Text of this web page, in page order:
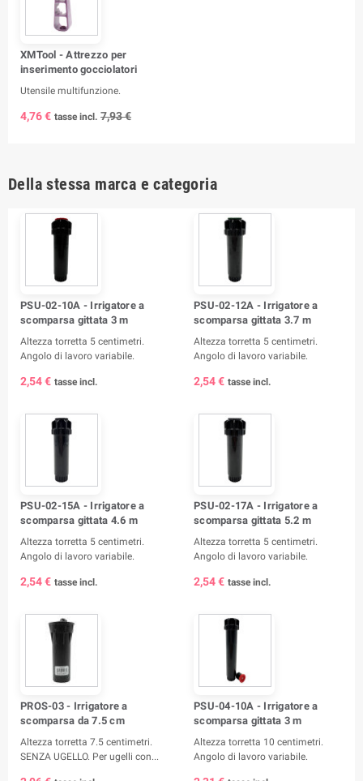
XMTool - Attrezzo per
inserimento gocciolatori
Utensile multifunzione.
4,76 € tasse incl. 7,93 €
Della stessa marca e categoria
PSU-02-10A - Irrigatore a
scomparsa gittata 3 m
Altezza torretta 5 centimetri.
Angolo di lavoro variabile.
2,54 € tasse incl.
PSU-02-12A - Irrigatore a
scomparsa gittata 3.7 m
Altezza torretta 5 centimetri.
Angolo di lavoro variabile.
2,54 € tasse incl.
PSU-02-15A - Irrigatore a
scomparsa gittata 4.6 m
Altezza torretta 5 centimetri.
Angolo di lavoro variabile.
2,54 € tasse incl.
PSU-02-17A - Irrigatore a
scomparsa gittata 5.2 m
Altezza torretta 5 centimetri.
Angolo di lavoro variabile.
2,54 € tasse incl.
PROS-03 - Irrigatore a
scomparsa da 7.5 cm
Altezza torretta 7.5 centimetri.
SENZA UGELLO. Per ugelli con...
PSU-04-10A - Irrigatore a
scomparsa gittata 3 m
Altezza torretta 10 centimetri.
Angolo di lavoro variabile.